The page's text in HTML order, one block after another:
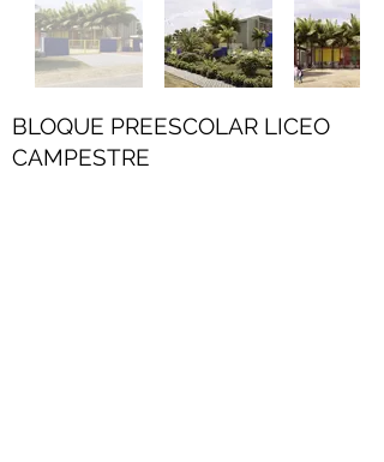
BLOQUE PREESCOLAR LICEO
CAMPESTRE